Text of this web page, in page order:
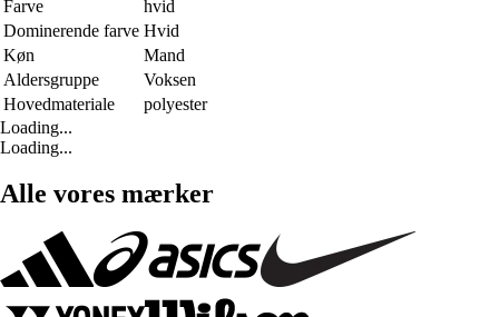
Farve
hvid
Dominerende farve Hvid
Køn
Mand
Aldersgruppe
Voksen
Hovedmateriale
polyester
Loading...
Loading...
Alle vores mærker